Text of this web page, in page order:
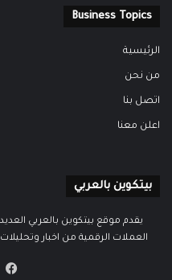
Business Topics
الرئيسية
من نحن
اتصل بنا
اعلن معنا
بيتكوين بالعربي
يقدم موقع بيتكوين بالعربي
العملات الرقمية من اخبار